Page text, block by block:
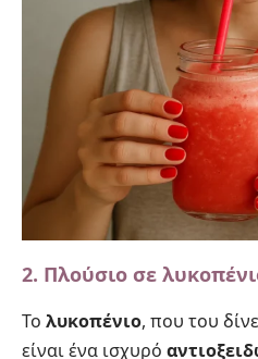
2. Πλούσιο σε
Το λυκοπένιο, που του
είναι ένα ισχυρό